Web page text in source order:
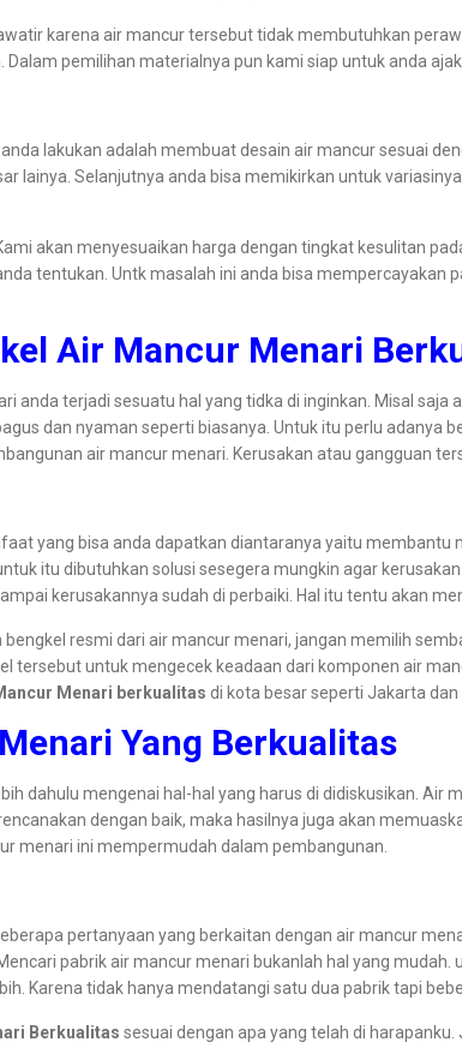
karena air mancur tersebut tidak membutuhkan
pemilihan materialnya pun kami siap untuk anda ajak
lakukan adalah membuat desain air mancur sesuai
lainya. Selanjutnya anda bisa memikirkan untuk
akan menyesuaikan harga dengan tingkat kesulitan
tentukan. Untk masalah ini anda bisa mempercayakan
Air Mancur Menari
anda terjadi sesuatu hal yang tidka di inginkan. Misal
dan nyaman seperti biasanya. Untuk itu perlu adanya
air mancur menari. Kerusakan atau gangguan
yang bisa anda dapatkan diantaranya yaitu
itu dibutuhkan solusi sesegera mungkin agar
kerusakannya sudah di perbaiki. Hal itu tentu akan
resmi dari air mancur menari, jangan memilih
tersebut untuk mengecek keadaan dari komponen air
Menari berkualitas di kota besar seperti Jakarta dan
Yang Berkualitas
dahulu mengenai hal-hal yang harus di didiskusikan. Air
dengan baik, maka hasilnya juga akan
menari ini mempermudah dalam pembangunan.
pertanyaan yang berkaitan dengan air mancur
pabrik air mancur menari bukanlah hal yang mudah.
Karena tidak hanya mendatangi satu dua pabrik tapi
Berkualitassesuai dengan apa yang telah di